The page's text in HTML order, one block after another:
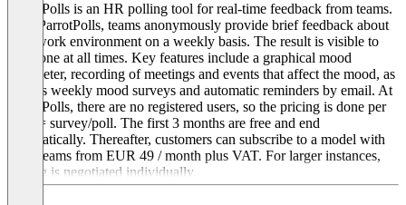
ParrotPolls is an HR polling tool for real-time feedback from teams.
With ParrotPolls, teams anonymously provide brief feedback about
their work environment on a weekly basis. The result is visible to
everyone at all times. Key features include a graphical mood
barometer, recording of meetings and events that affect the mood, as
well as weekly mood surveys and automatic reminders by email. At
ParrotPolls, there are no registered users, so the pricing is done per
team = survey/poll. The first 3 months are free and end
automatically. Thereafter, customers can subscribe to a model with
three teams from EUR 49 / month plus VAT. For larger instances,
pricing is negotiated individually.